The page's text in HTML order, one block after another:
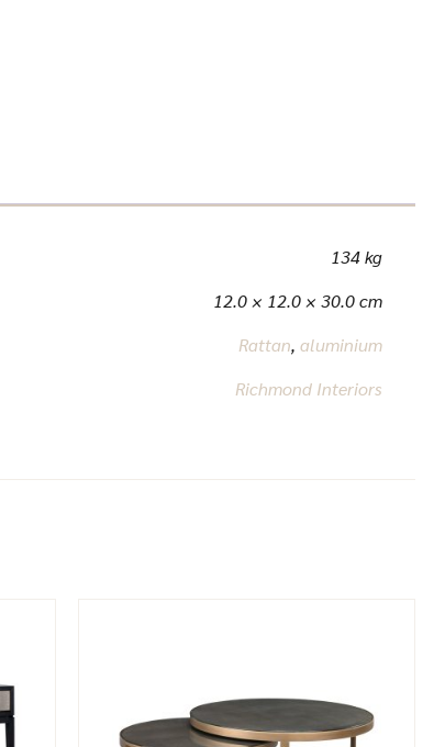
134 kg
12.0 × 12.0 × 30.0 cm
Rattan, aluminium
Richmond Interiors